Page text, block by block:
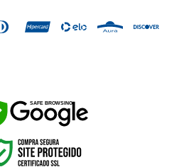
SAFE BROWSING